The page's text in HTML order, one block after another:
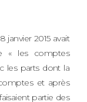
janvier 2015 avait
« les comptes
les parts dont la
et après
partie des